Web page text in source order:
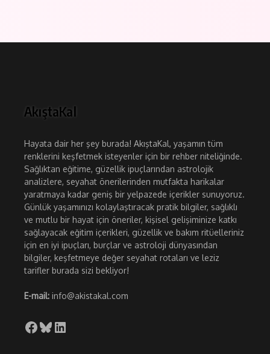
AkıştaKal
Hayata dair her şey burada! AkıştaKal, yaşamın tüm
renklerini keşfetmek isteyenler için bir rehber niteliğinde.
Sağlıktan eğitime, güzellik ipuçlarından astrolojik
analizlere, seyahat önerilerinden mutfakta harikalar
yaratmaya kadar geniş bir yelpazede içerikler sunuyoruz.
Günlük yaşamınızı kolaylaştıracak pratik bilgiler, sağlıklı
ve mutlu bir hayat için öneriler, kişisel gelişiminize katkı
sağlayacak eğitim içerikleri, güzellik ve bakım ritüelleriniz
için en iyi ipuçları, burçlar ve astroloji dünyasından
bilgiler, keşfetmeye değer seyahat rotaları ve leziz
tarifler burada sizi bekliyor!
E-mail: info@akistakal.com
Facebook
Bluesky
LinkedIn